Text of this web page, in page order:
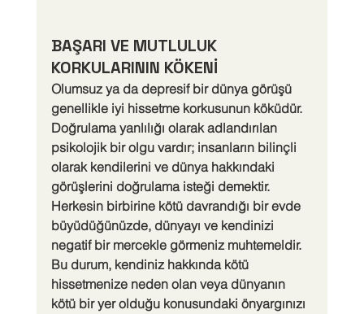
BAŞARI VE MUTLULUK
KORKULARININ KÖKENİ
Olumsuz ya da depresif bir dünya görüşü
genellikle iyi hissetme korkusunun köküdür.
Doğrulama yanlılığı olarak adlandırılan
psikolojik bir olgu vardır; insanların bilinçli
olarak kendilerini ve dünya hakkındaki
görüşlerini doğrulama isteği demektir.
Herkesin birbirine kötü davrandığı bir evde
büyüdüğünüzde, dünyayı ve kendinizi
negatif bir mercekle görmeniz muhtemeldir.
Bu durum, kendiniz hakkında kötü
hissetmenize neden olan veya dünyanın
kötü bir yer olduğu konusundaki önyargınızı